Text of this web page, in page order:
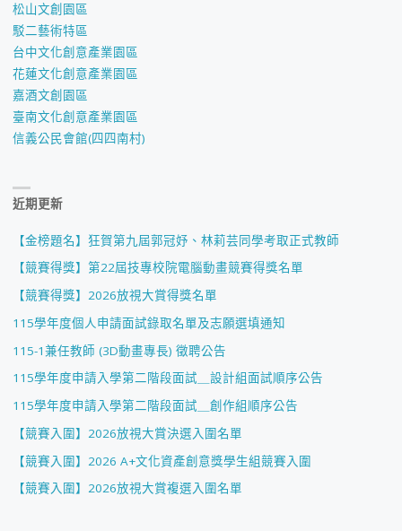
松山文創園區
駁二藝術特區
台中文化創意產業園區
花蓮文化創意產業園區
嘉酒文創園區
臺南文化創意產業園區
信義公民會館(四四南村)
近期更新
【金榜題名】狂賀第九屆郭冠妤、林莉芸同學考取正式教師
【競賽得獎】第22屆技專校院電腦動畫競賽得獎名單
【競賽得獎】2026放視大賞得獎名單
115學年度個人申請面試錄取名單及志願選填通知
115-1兼任教師 (3D動畫專長) 徵聘公告
115學年度申請入學第二階段面試＿設計組面試順序公告
115學年度申請入學第二階段面試＿創作組順序公告
【競賽入圍】2026放視大賞決選入圍名單
【競賽入圍】2026 A+文化資產創意獎學生組競賽入圍
【競賽入圍】2026放視大賞複選入圍名單